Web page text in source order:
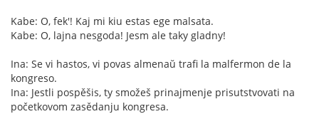
Kabe: O, fek'! Kaj mi kiu estas ege malsata.
Kabe: O, lajna nesgoda! Jesm ale taky gladny!
Ina: Se vi hastos, vi povas almenaŭ trafi la malfermon de la
kongreso.
Ina: Jestli pospěšis, ty smožeš prinajmenje prisutstvovati na
početkovom zasědanju kongresa.